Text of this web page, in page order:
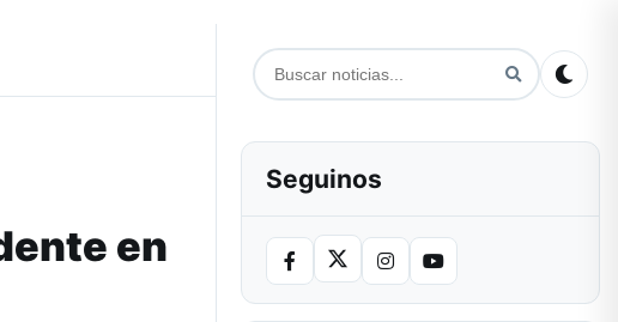
en
Seguinos